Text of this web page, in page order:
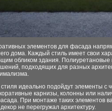
элементов для фасада
дома. Каждый стиль имеет свои
обликом здания.
подходящих для разных
стиля идеально подойдут элементы
карнизы, колонны или
При монтаже таких элементов
не перегружал архитектуру.